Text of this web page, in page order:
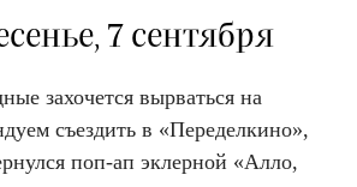
7 сентября
захочется вырваться на
съездить в «Переделкино»,
поп-ап эклерной «Алло,